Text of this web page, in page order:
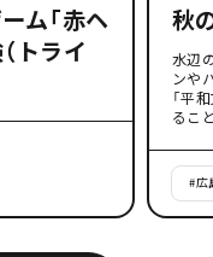
ム「赤ヘ
トライ
秋
水辺
ンや
「平
るこ
#広